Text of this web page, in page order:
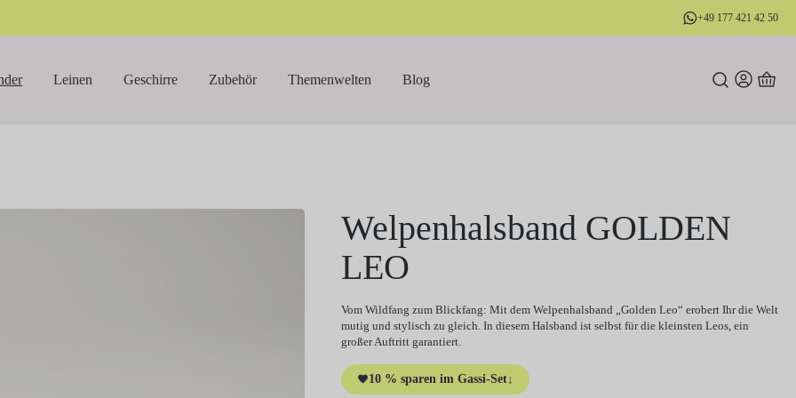
+49 177 421 42 50
Leinen Geschirre Zubehör Themenwelten Blog
Welpenhalsband GOLDEN
LEO
Vom Wildfang zum Blickfang: Mit dem Welpenhalsband „Golden Leo“ erobert Ihr die Welt
mutig und stylisch zu gleich. In diesem Halsband ist selbst für die kleinsten Leos, ein
großer Auftritt garantiert.
10 % sparen im Gassi-Set↓